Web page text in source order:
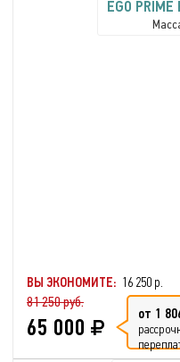
EGO
ВЫ ЭКОНОМИТЕ: 16 250 р.
81 250 руб.
65 000 от 1